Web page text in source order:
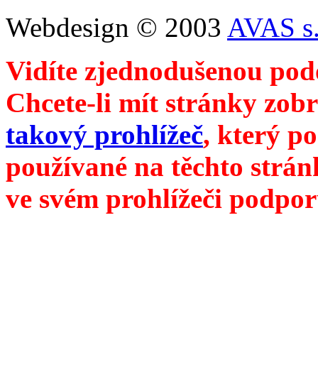
Webdesign © 2003 AVAS
Vidíte zjednodušenou
Chcete-li mít stránky
takový prohlížeč, který
používané na těchto
ve svém prohlížeči